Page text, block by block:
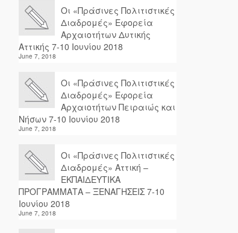
Οι «Πράσινες Πολιτιστικές
Διαδρομές» Εφορεία
Αρχαιοτήτων Δυτικής
Αττικής 7-10 Ιουνίου 2018
June 7, 2018
Οι «Πράσινες Πολιτιστικές
Διαδρομές» Εφορεία
Αρχαιοτήτων Πειραιώς και
Νήσων 7-10 Ιουνίου 2018
June 7, 2018
Οι «Πράσινες Πολιτιστικές
Διαδρομές» Αττική –
ΕΚΠΑΙΔΕΥΤΙΚΑ
ΠΡΟΓΡΑΜΜΑΤΑ – ΞΕΝΑΓΗΣΕΙΣ 7-10
Ιουνίου 2018
June 7, 2018